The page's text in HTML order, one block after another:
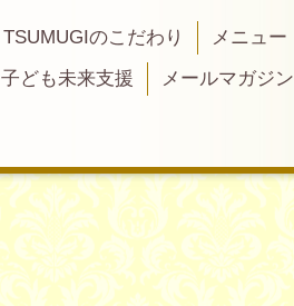
TSUMUGIのこだわり
メニュー
子ども未来支援
メールマガジン